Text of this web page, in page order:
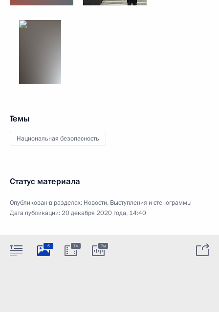
Темы
Национальная безопасность
Статус материала
Опубликован в разделах: Новости, Выступления и стенограммы
Дата публикации:20 декабря 2020 года, 14:40
5 7м 7м